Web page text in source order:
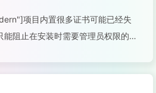
项目内置很多证书可能已经失
阻止在安装时需要管理员权限的应